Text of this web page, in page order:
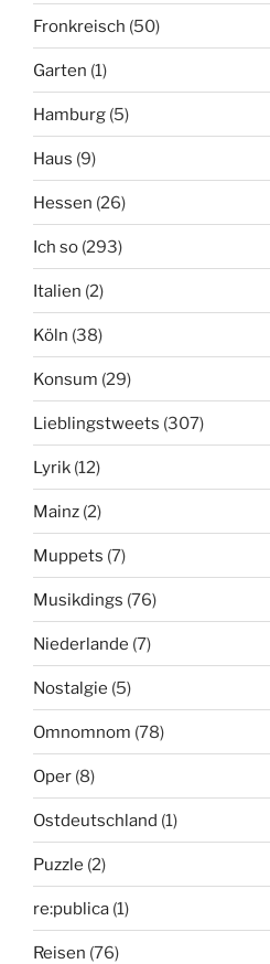
Fronkreisch (50)
Garten (1)
Hamburg (5)
Haus (9)
Hessen (26)
Ich so (293)
Italien (2)
Köln (38)
Konsum (29)
Lieblingstweets (307)
Lyrik (12)
Mainz (2)
Muppets (7)
Musikdings (76)
Niederlande (7)
Nostalgie (5)
Omnomnom (78)
Oper (8)
Ostdeutschland (1)
Puzzle (2)
re:publica (1)
Reisen (76)